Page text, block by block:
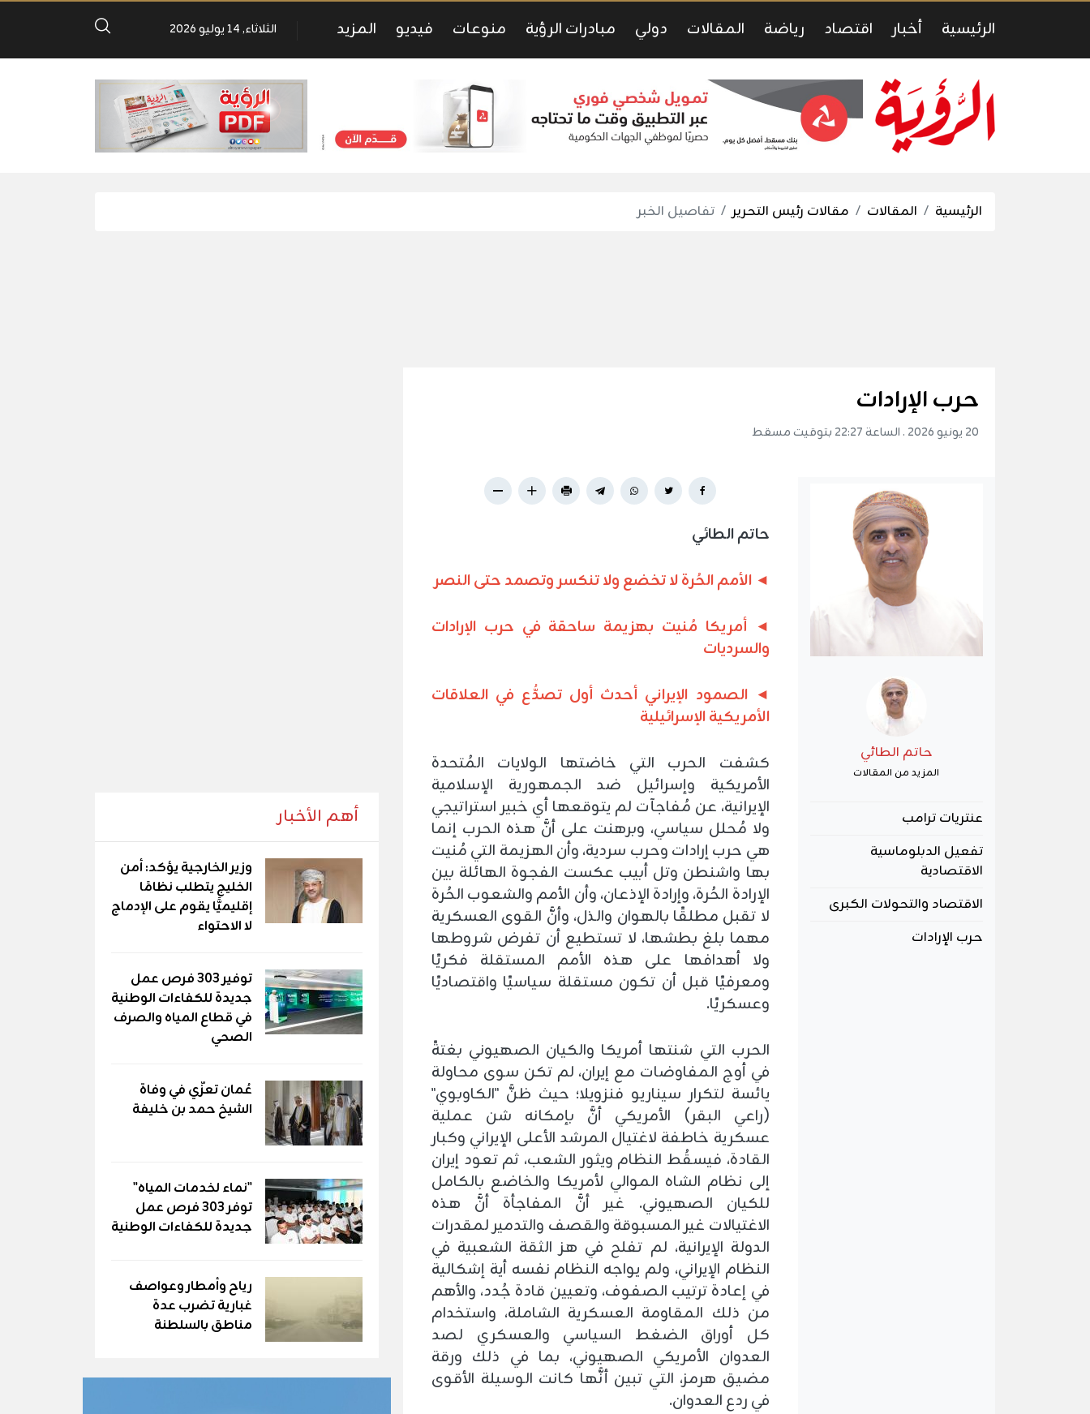
الرئيسية أخبار اقتصاد رياضة المقالات دولي مبادرات الرؤية منوعات فيديو المزيد الثلاثاء, 14 يوليو 2026
الرئيسية المقالات مقالات رئيس التحرير تفاصيل الخبر
حرب الإرادات
20 يونيو 2026 . الساعة 22:27 بتوقيت مسقط
حاتم الطائي
المزيد من المقالات
عنتريات ترامب
تفعيل الدبلوماسية
الاقتصادية
الاقتصاد والتحولات الكبرى
حرب الإرادات
حاتم الطائي
◄ الأمم الحُرة لا تخضع ولا تنكسر وتصمد حتى النصر
◄ أمريكا مُنيت بهزيمة ساحقة في حرب الإرادات
والسرديات
◄ الصمود الإيراني أحدث أول تصدُّع في العلاقات
الأمريكية الإسرائيلية
كشفت الحرب التي خاضتها الولايات المُتحدة
الأمريكية وإسرائيل ضد الجمهورية الإسلامية
الإيرانية، عن مُفاجآت لم يتوقعها أي خبير استراتيجي
ولا مُحلل سياسي، وبرهنت على أنَّ هذه الحرب إنما
هي حرب إرادات وحرب سردية، وأن الهزيمة التي مُنيت
بها واشنطن وتل أبيب عكست الفجوة الهائلة بين
الإرادة الحُرة، وإرادة الإذعان، وأن الأمم والشعوب الحُرة
لا تقبل مطلقًا بالهوان والذل، وأنَّ القوى العسكرية
مهما بلغ بطشها، لا تستطيع أن تفرض شروطها
ولا أهدافها على هذه الأمم المستقلة فكريًا
ومعرفيًا قبل أن تكون مستقلة سياسيًا واقتصاديًا
وعسكريًا.
الحرب التي شنتها أمريكا والكيان الصهيوني بغتةً
في أوج المفاوضات مع إيران، لم تكن سوى محاولة
يائسة لتكرار سيناريو فنزويلا؛ حيث ظنَّ "الكاوبوي"
(راعي البقر) الأمريكي أنَّ بإمكانه شن عملية
عسكرية خاطفة لاغتيال المرشد الأعلى الإيراني وكبار
القادة، فيسقُط النظام ويثور الشعب، ثم تعود إيران
إلى نظام الشاه الموالي لأمريكا والخاضع بالكامل
للكيان الصهيوني. غير أنَّ المفاجأة أنَّ هذه
الاغتيالات غير المسبوقة والقصف والتدمير لمقدرات
الدولة الإيرانية، لم تفلح في هز الثقة الشعبية في
النظام الإيراني، ولم يواجه النظام نفسه أية إشكالية
في إعادة ترتيب الصفوف، وتعيين قادة جُدد، والأهم
من ذلك المقاومة العسكرية الشاملة، واستخدام
كل أوراق الضغط السياسي والعسكري لصد
العدوان الأمريكي الصهيوني، بما في ذلك ورقة
مضيق هرمز، التي تبين أنَّها كانت الوسيلة الأقوى
في ردع العدوان.
أهم الأخبار
وزير الخارجية يؤكد: أمن
الخليج يتطلب نظامًا
إقليميًّا يقوم على الإدماج
لا الاحتواء
توفير 303 فرص عمل
جديدة للكفاءات الوطنية
في قطاع المياه والصرف
الصحي
عُمان تعزّي في وفاة
الشيخ حمد بن خليفة
"نماء لخدمات المياه"
توفر 303 فرص عمل
جديدة للكفاءات الوطنية
رياح وأمطار وعواصف
غبارية تضرب عدة
مناطق بالسلطنة